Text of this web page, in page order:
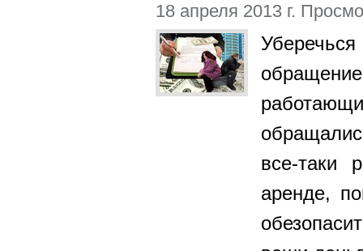
18 апреля 2013 г.
все-таки
аренде,